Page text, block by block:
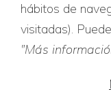
hábitos de
visitadas).
"Más